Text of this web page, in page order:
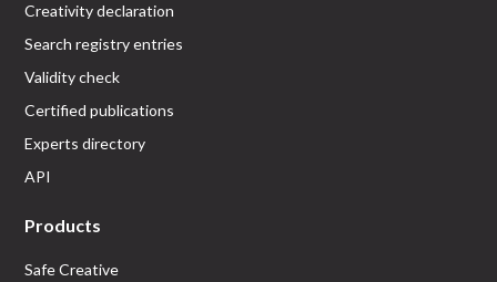
Creativity declaration
Search registry entries
Validity check
Certified publications
Experts directory
API
Products
Safe Creative